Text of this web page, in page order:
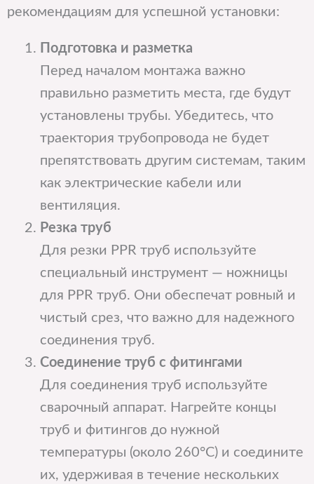
рекомендациям для успешной установки:
Подготовка и разметка
Перед началом монтажа важно
правильно разметить места, где будут
установлены трубы. Убедитесь, что
траектория трубопровода не будет
препятствовать другим системам, таким
как электрические кабели или
вентиляция.
Резка труб
Для резки PPR труб используйте
специальный инструмент — ножницы
для PPR труб. Они обеспечат ровный и
чистый срез, что важно для надежного
соединения труб.
Соединение труб с фитингами
Для соединения труб используйте
сварочный аппарат. Нагрейте концы
труб и фитингов до нужной
температуры (около 260°C) и соедините
их, удерживая в течение нескольких